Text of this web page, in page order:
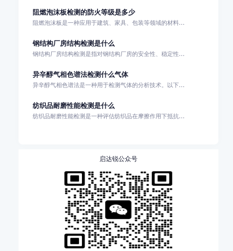
阻燃泡沫板检测的防火等级是多少
阻燃泡沫板是一种应用于建筑、家具、包装等领域的材料...
钢结构厂房结构检测是什么
钢结构厂房结构检测是指对钢结构厂房的安全性、稳定性...
异辛醇气相色谱法检测什么气体
异辛醇气相色谱法是一种用于检测气体的分析技术。以下...
纺织品耐磨性能检测是什么
纺织品耐磨性能检测是一种评估纺织品在摩擦作用下抵抗...
启达锐公众号